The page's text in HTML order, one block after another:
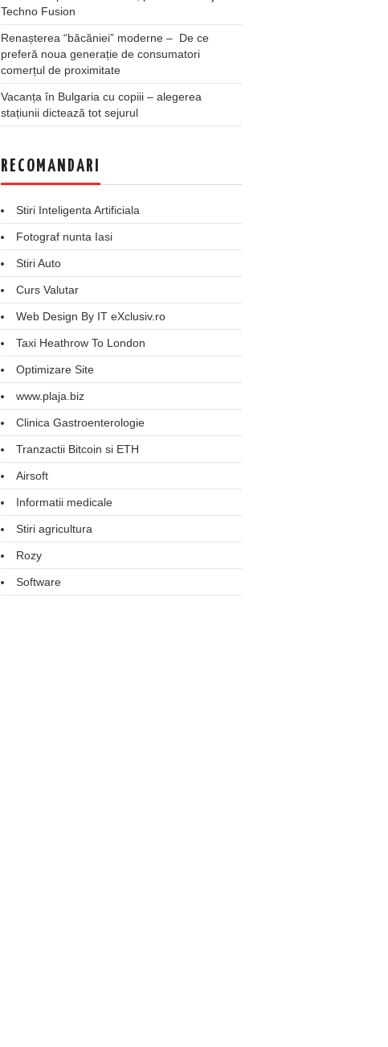
Techno Fusion
Renașterea “băcăniei” moderne – De ce
preferă noua generație de consumatori
comerțul de proximitate
Vacanța în Bulgaria cu copiii – alegerea
stațiunii dictează tot sejurul
RECOMANDARI
Stiri Inteligenta Artificiala
Fotograf nunta Iasi
Stiri Auto
Curs Valutar
Web Design By IT eXclusiv.ro
Taxi Heathrow To London
Optimizare Site
www.plaja.biz
Clinica Gastroenterologie
Tranzactii Bitcoin si ETH
Airsoft
Informatii medicale
Stiri agricultura
Rozy
Software